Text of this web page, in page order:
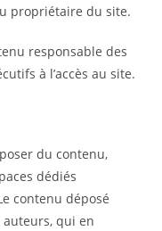
propriétaire du site.
responsable des
à l’accès au site.
du contenu,
dédiés
contenu déposé
qui en